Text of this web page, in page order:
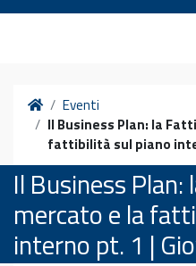
HomeEventi
Il Business Plan: la
fattibilità sul piano
Il Business
mercato e la
interno pt. 1 |